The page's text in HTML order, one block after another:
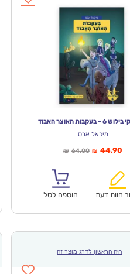
בעקבות האוצר האבוד
מיכאל אבס
₪ 64.00המחיר
₪64.00.
₪ 44.90
חוות דעת
הוספה לסל
היה הראשון לדרג מוצר זה